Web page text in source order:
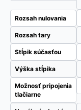
Rozsah nulovania
Rozsah tary
Stĺpik súčasťou
Výška stĺpika
Možnosť pripojenia
tlačiarne